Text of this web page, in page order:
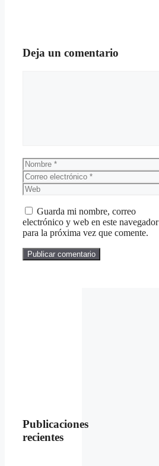
Deja un comentario
Nombre
Correo
electrónico
Web
Guarda mi nombre, correo
electrónico y web en este navegador
para la próxima vez que comente.
Publicaciones
recientes